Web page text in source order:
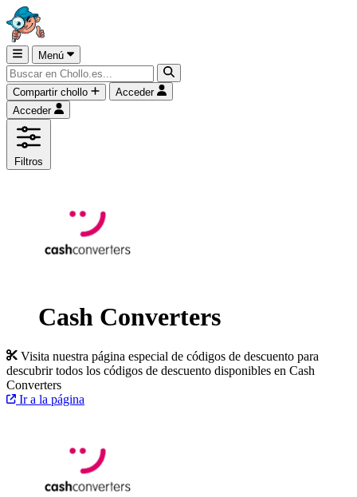
Menú
Compartir chollo
Acceder
Acceder
Filtros
Cash Converters
Visita nuestra página especial de códigos de descuento para
descubrir todos los códigos de descuento disponibles en Cash
Converters
Ir a la página